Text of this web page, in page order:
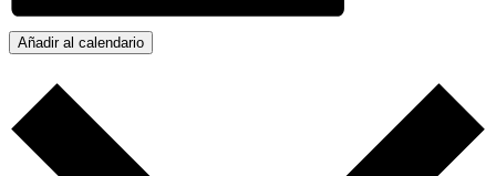
Añadir al calendario